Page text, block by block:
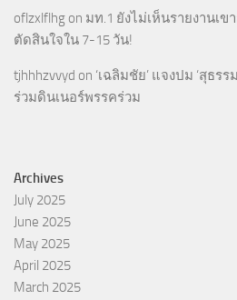
oflzxlflhg on มท.1 ยังไม่เห็นรายงานเข
ตัดสินใจใน 7-15 วัน!
tjhhhzvvyd on ‘เฉลิมชัย’ แจงปม ‘สุธร
ร่วมดินเนอร์พรรคร่วม
Archives
July 2025
June 2025
May 2025
April 2025
March 2025